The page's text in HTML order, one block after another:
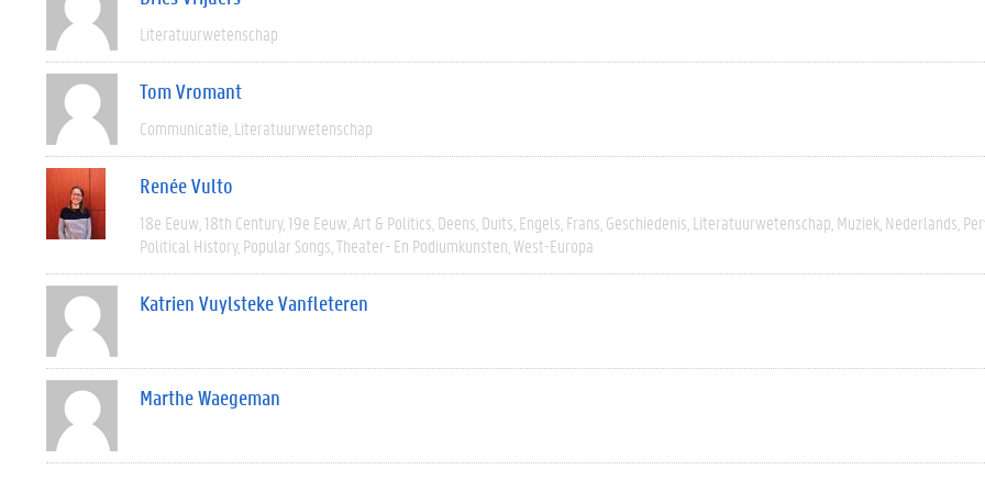
Literatuurwetenschap
Tom Vromant
Communicatie Literatuurwetenschap
Renée Vulto
18e Eeuw 18th Century 19e Eeuw Art & Politics Deens Duits Engels Frans Geschiedenis Literatuurwetenschap Muziek Nederlands
Political History Popular Songs Theater- En Podiumkunsten West-Europa
Katrien Vuylsteke Vanfleteren
Marthe Waegeman